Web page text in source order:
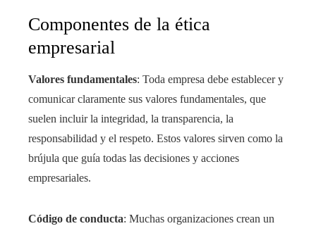
Componentes de la ética
empresarial
Valores fundamentales: Toda empresa debe establecer y
comunicar claramente sus valores fundamentales, que
suelen incluir la integridad, la transparencia, la
responsabilidad y el respeto. Estos valores sirven como la
brújula que guía todas las decisiones y acciones
empresariales.
Código de conducta: Muchas organizaciones crean un